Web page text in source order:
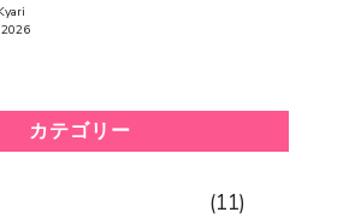
カテゴリー
(11)